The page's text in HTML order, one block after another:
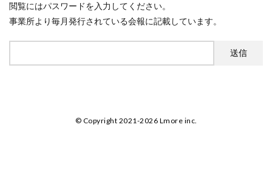
閲覧にはパスワードを入力してください。
事業所より毎月発行されている会報に記載しています。
© Copyright 2021-2026 Lmore inc.